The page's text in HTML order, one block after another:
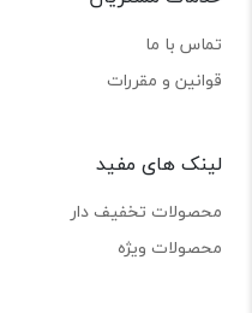
تماس با ما
قوانین و مقررات
لینک های مفید
محصولات تخفیف دار
محصولات ویژه